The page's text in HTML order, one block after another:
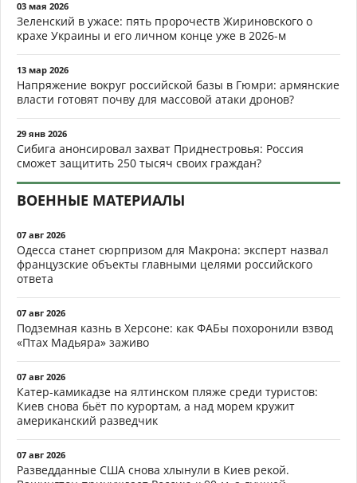
03 мая 2026
Зеленский в ужасе: пять пророчеств Жириновского о
крахе Украины и его личном конце уже в 2026-м
13 мар 2026
Напряжение вокруг российской базы в Гюмри: армянские
власти готовят почву для массовой атаки дронов?
29 янв 2026
Сибига анонсировал захват Приднестровья: Россия
сможет защитить 250 тысяч своих граждан?
ВОЕННЫЕ МАТЕРИАЛЫ
07 авг 2026
Одесса станет сюрпризом для Макрона: эксперт назвал
французские объекты главными целями российского
ответа
07 авг 2026
Подземная казнь в Херсоне: как ФАБы похоронили взвод
«Птах Мадьяра» заживо
07 авг 2026
Катер-камикадзе на ялтинском пляже среди туристов:
Киев снова бьёт по курортам, а над морем кружит
американский разведчик
07 авг 2026
Разведданные США снова хлынули в Киев рекой.